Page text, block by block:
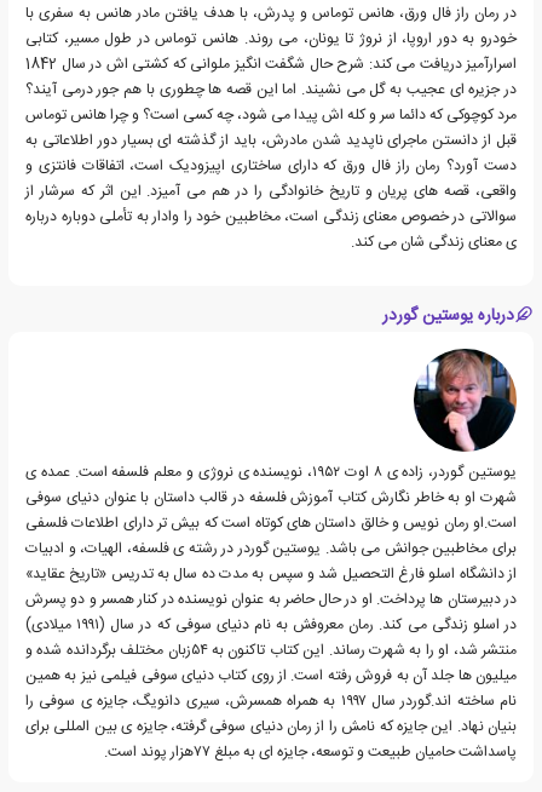
در رمان راز فال ورق، هانس توماس و پدرش، با هدف یافتن مادر هانس به سفری با
خودرو به دور اروپا، از نروژ تا یونان، می روند. هانس توماس در طول مسیر، کتابی
اسرارآمیز دریافت می کند: شرح حال شگفت انگیز ملوانی که کشتی اش در سال 1842
در جزیره ای عجیب به گل می نشیند. اما این قصه ها چطوری با هم جور درمی آیند؟
مرد کوچوکی که دائما سر و کله اش پیدا می شود، چه کسی است؟ و چرا هانس توماس
قبل از دانستن ماجرای ناپدید شدن مادرش، باید از گذشته ای بسیار دور اطلاعاتی به
دست آورد؟ رمان راز فال ورق که دارای ساختاری اپیزودیک است، اتفاقات فانتزی و
واقعی، قصه های پریان و تاریخ خانوادگی را در هم می آمیزد. این اثر که سرشار از
سوالاتی در خصوص معنای زندگی است، مخاطبین خود را وادار به تأملی دوباره درباره
ی معنای زندگی شان می کند.
درباره یوستین گوردر
یوستین گوردر، زاده ی ۸ اوت ۱۹۵۲، نویسنده ی نروژی و معلم فلسفه است. عمده ی
شهرت او به خاطر نگارش کتاب آموزش فلسفه در قالب داستان با عنوان دنیای سوفی
است.او رمان نویس و خالق داستان های کوتاه است که بیش تر دارای اطلاعات فلسفی
برای مخاطبین جوانش می باشد. یوستین گوردر در رشته ی فلسفه، الهیات، و ادبیات
از دانشگاه اسلو فارغ التحصیل شد و سپس به مدت ده سال به تدریس «تاریخ عقاید»
در دبیرستان ها پرداخت. او در حال حاضر به عنوان نویسنده در کنار همسر و دو پسرش
در اسلو زندگی می کند. رمان معروفش به نام دنیای سوفی که در سال (۱۹۹۱ میلادی)
منتشر شد، او را به شهرت رساند. این کتاب تاکنون به ۵۴زبان مختلف برگردانده شده و
میلیون ها جلد آن به فروش رفته است. از روی کتاب دنیای سوفی فیلمی نیز به همین
نام ساخته اند.گوردر سال ۱۹۹۷ به همراه همسرش، سیری دانویگ، جایزه ی سوفی را
بنیان نهاد. این جایزه که نامش را از رمان دنیای سوفی گرفته، جایزه ی بین المللی برای
پاسداشت حامیان طبیعت و توسعه، جایزه ای به مبلغ ۷۷هزار پوند است.